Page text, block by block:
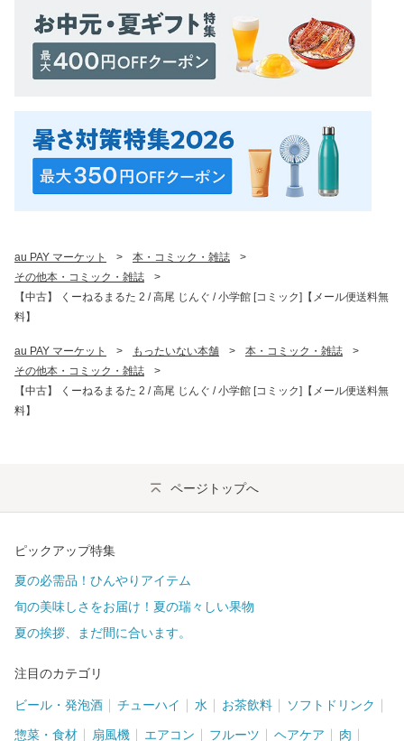
au PAY マーケット > 本・コミック・雑誌
>
その他本・コミック・雑誌
>
【中古】 くーねるまるた 2 / 高尾 じんぐ / 小学館 [コミック]【メール便送料無
料】
au PAY マーケット > もったいない本舗 > 本・コミック・雑誌
>
その他本・コミック・雑誌
>
【中古】 くーねるまるた 2 / 高尾 じんぐ / 小学館 [コミック]【メール便送料無
料】
ページトップへ
ピックアップ特集
夏の必需品！ひんやりアイテム
旬の美味しさをお届け！夏の瑞々しい果物
夏の挨拶、まだ間に合います。
注目のカテゴリ
ビール・発泡酒 チューハイ 水 お茶飲料 ソフトドリンク
惣菜・食材 扇風機 エアコン フルーツ ヘアケア 肉